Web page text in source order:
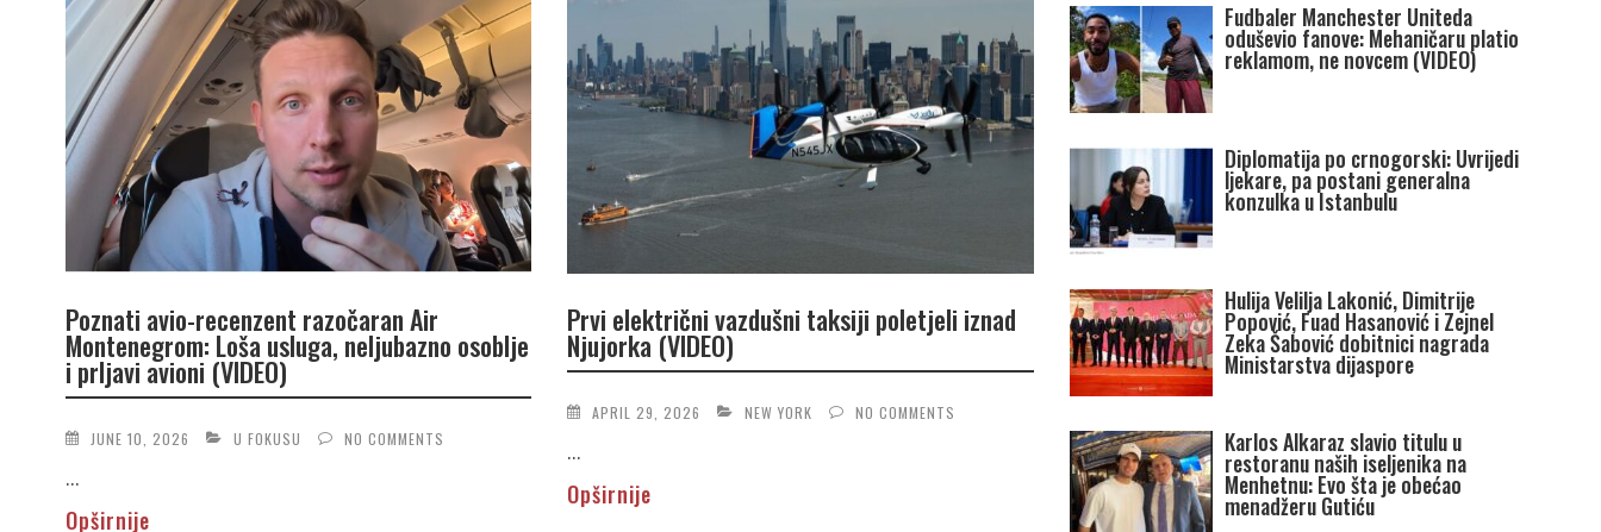
Poznati avio-recenzent razočaran Air
Montenegrom: Loša usluga, neljubazno osoblje
i prljavi avioni (VIDEO)
JUNE 10, 2026 U FOKUSU NO COMMENTS
...
Opširnije
Prvi električni vazdušni taksiji poletjeli iznad
Njujorka (VIDEO)
APRIL 29, 2026 NEW YORK NO COMMENTS
...
Opširnije
Fudbaler Manchester Uniteda
oduševio fanove: Mehaničaru platio
reklamom, ne novcem (VIDEO)
Diplomatija po crnogorski: Uvrijedi
ljekare, pa postani generalna
konzulka u Istanbulu
Hulija Velilja Lakonić, Dimitrije
Popović, Fuad Hasanović i Zejnel
Zeka Šabović dobitnici nagrada
Ministarstva dijaspore
Karlos Alkaraz slavio titulu u
restoranu naših iseljenika na
Menhetnu: Evo šta je obećao
menadžeru Gutiću